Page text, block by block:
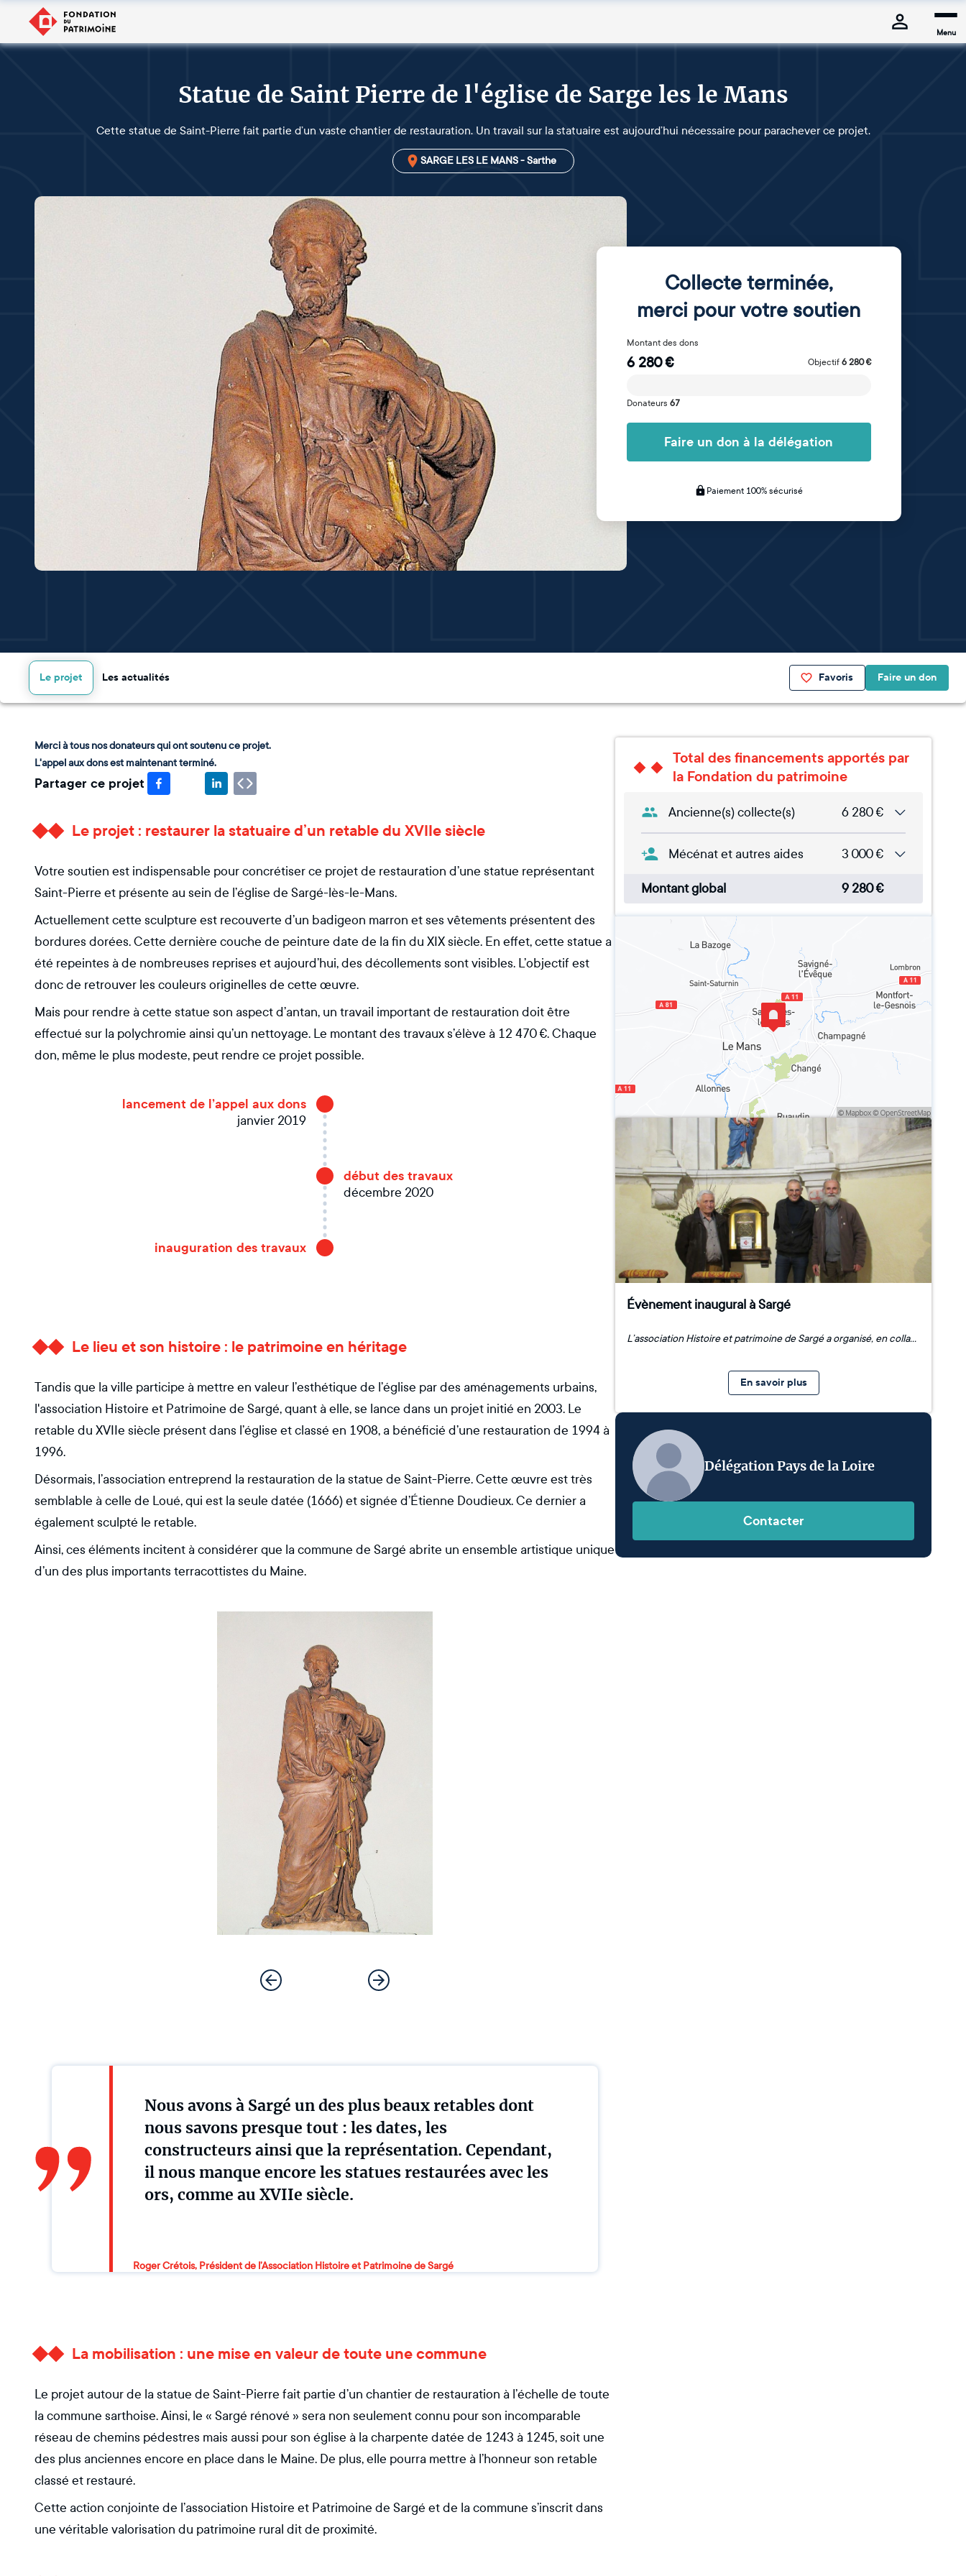
Menu
Statue de Saint Pierre de l'église de Sarge les le Mans
Cette statue de Saint-Pierre fait partie d’un vaste chantier de restauration. Un travail sur la statuaire est aujourd’hui nécessaire pour parachever ce projet.
SARGE LES LE MANS - Sarthe
Collecte terminée,
merci pour votre soutien
Montant des dons
6 280€ Objectif 6 280€
Donateurs 67
Faire un don à la délégation
Paiement 100% sécurisé
Favoris Faire un don
Le projet Les actualités
Merci à tous nos donateurs qui ont soutenu ce projet.
L'appel aux dons est maintenant terminé.
Partager ce projet
Le projet : restaurer la statuaire d’un retable du XVIIe siècle
Votre soutien est indispensable pour concrétiser ce projet de restauration d’une statue représentant
Saint-Pierre et présente au sein de l’église de Sargé-lès-le-Mans.
Actuellement cette sculpture est recouverte d’un badigeon marron et ses vêtements présentent des
bordures dorées. Cette dernière couche de peinture date de la fin du XIX siècle. En effet, cette statue a
été repeintes à de nombreuses reprises et aujourd’hui, des décollements sont visibles. L’objectif est
donc de retrouver les couleurs originelles de cette œuvre.
Mais pour rendre à cette statue son aspect d’antan, un travail important de restauration doit être
effectué sur la polychromie ainsi qu’un nettoyage. Le montant des travaux s’élève à 12 470 €. Chaque
don, même le plus modeste, peut rendre ce projet possible.
lancement de l’appel aux dons
janvier 2019
début des travaux
décembre 2020
inauguration des travaux
Le lieu et son histoire : le patrimoine en héritage
Tandis que la ville participe à mettre en valeur l’esthétique de l’église par des aménagements urbains,
l'association Histoire et Patrimoine de Sargé, quant à elle, se lance dans un projet initié en 2003. Le
retable du XVIIe siècle présent dans l’église et classé en 1908, a bénéficié d’une restauration de 1994 à
1996.
Désormais, l’association entreprend la restauration de la statue de Saint-Pierre. Cette œuvre est très
semblable à celle de Loué, qui est la seule datée (1666) et signée d’Étienne Doudieux. Ce dernier a
également sculpté le retable.
Ainsi, ces éléments incitent à considérer que la commune de Sargé abrite un ensemble artistique unique
d’un des plus importants terracottistes du Maine.
Nous avons à Sargé un des plus beaux retables dont
nous savons presque tout : les dates, les
constructeurs ainsi que la représentation. Cependant,
il nous manque encore les statues restaurées avec les
ors, comme au XVIIe siècle.
Roger Crétois, Président de l’Association Histoire et Patrimoine de Sargé
La mobilisation : une mise en valeur de toute une commune
Le projet autour de la statue de Saint-Pierre fait partie d’un chantier de restauration à l’échelle de toute
la commune sarthoise. Ainsi, le « Sargé rénové » sera non seulement connu pour son incomparable
réseau de chemins pédestres mais aussi pour son église à la charpente datée de 1243 à 1245, soit une
des plus anciennes encore en place dans le Maine. De plus, elle pourra mettre à l’honneur son retable
classé et restauré.
Cette action conjointe de l’association Histoire et Patrimoine de Sargé et de la commune s’inscrit dans
une véritable valorisation du patrimoine rural dit de proximité.
Total des financements apportés par
la Fondation du patrimoine
Ancienne(s) collecte(s) 6 280€
Mécénat et autres aides 3 000€
Montant global 9 280€
Évènement inaugural à Sargé
L’association Histoire et patrimoine de Sargé a organisé, en collaboration avec la municipalité, l’inauguration de la statue de saint Pierre le 31 mars dernier. C’est le résultat de six années d’engagement durant lesquelles les bénévoles se sont mobilisés pour mener à bien ce projet. Pour l’occasion, un groupe de chants lyriques s’est fait entendre au cœur de l’édifice cultuel. Un diaporama sur les différentes étapes du travail de restauration de la sculpture a également été projeté en présence du maire, Marcel Mortreau, du Délégué de Pays de la Fondation du patrimoine François Pasquier, des donateurs et de nombreux habitants. Ce rassemblement pour fêter le retour du Saint-Pierre restauré au sein de l’église, fut aussi l’occasion de remettre la plaque de la Fondation.
En savoir plus
Délégation Pays de la Loire
Contacter